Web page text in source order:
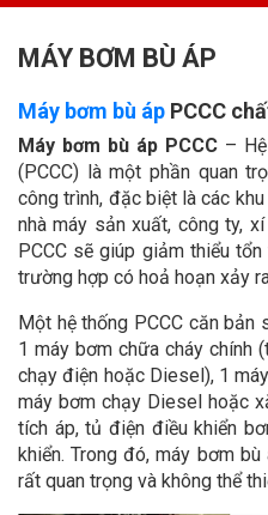
MÁY BƠM BÙ ÁP
Máy bơm bù áp PCCC
Máy bơm bù áp PCCC –
(PCCC) là một phần quan
công trình, đặc biệt là các
nhà máy sản xuất, công ty,
PCCC sẽ giúp giảm thiểu
trường hợp có hoả hoạn xảy
Một hệ thống PCCC căn bản
1 máy bơm chữa cháy chính
chạy điện hoặc Diesel), 1
máy bơm chạy Diesel hoặc
tích áp, tủ điện điều khiển
khiển. Trong đó, máy bơm
rất quan trọng và không thể